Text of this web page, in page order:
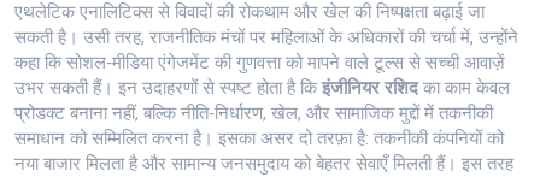
एथलेटिक एनालिटिक्स से विवादों की रोकथाम और खेल की निष्पक्षता बढ़ाई जा
सकती है। उसी तरह, राजनीतिक मंचों पर महिलाओं के अधिकारों की चर्चा में, उन्होंने
कहा कि सोशल‑मीडिया एंगेजमेंट की गुणवत्ता को मापने वाले टूल्स से सच्ची आवाज़ें
उभर सकती हैं। इन उदाहरणों से स्पष्ट होता है किइंजीनियर रशिदका काम केवल
प्रोडक्ट बनाना नहीं, बल्कि नीति‑निर्धारण, खेल, और सामाजिक मुद्दों में तकनीकी
समाधान को सम्मिलित करना है। इसका असर दो तरफ़ा है: तकनीकी कंपनियों को
नया बाजार मिलता है और सामान्य जनसमुदाय को बेहतर सेवाएँ मिलती हैं। इस तरह